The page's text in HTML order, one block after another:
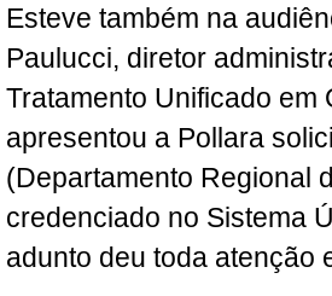
Esteve também na
Paulucci, diretor
Tratamento Unificado em
apresentou a Pollara
(Departamento Regional
credenciado no Sistema
adunto deu toda atenção